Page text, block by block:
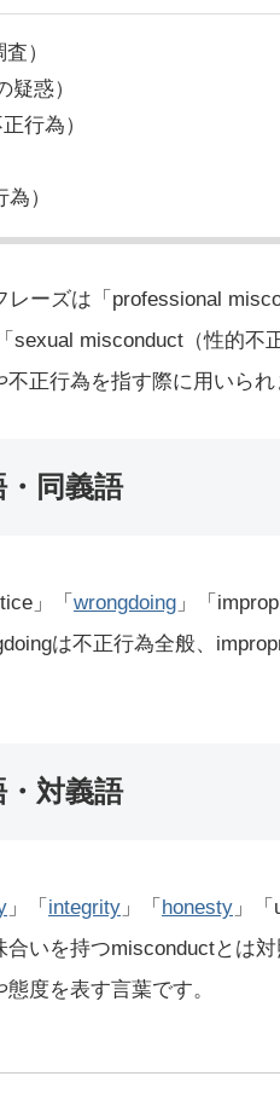
）
惑）
行為）
）
ーズは「professional
sexual misconduct（性的不
正行為を指す際に用いられ
同義語
」「 wrongdoing 」「
は不正行為全般、
対義語
」「 integrity 」「 honesty 」
いを持つmisconductとは
度を表す言葉です。